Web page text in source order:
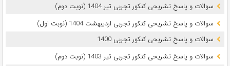
سوالات و پاسخ تشریحی کنکور تجربی تیر 1404 (نوبت دوم)
سوالات و پاسخ تشریحی کنکور تجربی اردیبهشت 1404 (نوبت اول)
سوالات و پاسخ تشریحی کنکور تجربی 1400
سوالات و پاسخ تشریحی کنکور تجربی تیر 1403 (نوبت دوم)